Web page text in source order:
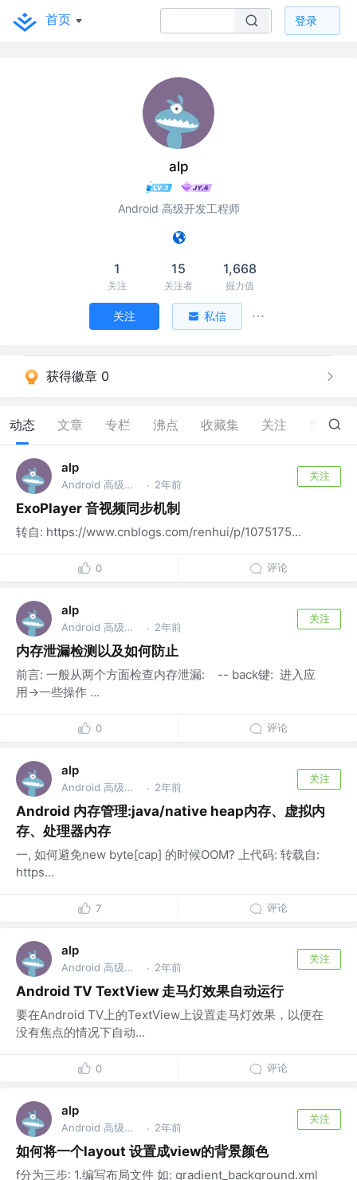
首页 登录
alp
Android 高级开发工程师
1
关注
15
关注者
1,668
掘力值
关注 私信
获得徽章 0
动态 文章 专栏 沸点 收藏集 关注 13
alp
Android 高级开发工程师 · 2年前
关注
ExoPlayer 音视频同步机制
转自: https://www.cnblogs.com/renhui/p/1075175...
0 评论
alp
Android 高级开发工程师 · 2年前
关注
内存泄漏检测以及如何防止
前言: 一般从两个方面检查内存泄漏: -- back键: 进入应
用->一些操作 ...
0 评论
alp
Android 高级开发工程师 · 2年前
关注
Android 内存管理:java/native heap内存、虚拟内
存、处理器内存
一, 如何避免new byte[cap] 的时候OOM? 上代码: 转载自:
https...
7 评论
alp
Android 高级开发工程师 · 2年前
关注
Android TV TextView 走马灯效果自动运行
要在Android TV上的TextView上设置走马灯效果，以便在
没有焦点的情况下自动...
0 评论
alp
Android 高级开发工程师 · 2年前
关注
如何将一个layout 设置成view的背景颜色
f分为三步: 1.编写布局文件 如: gradient_background.xml